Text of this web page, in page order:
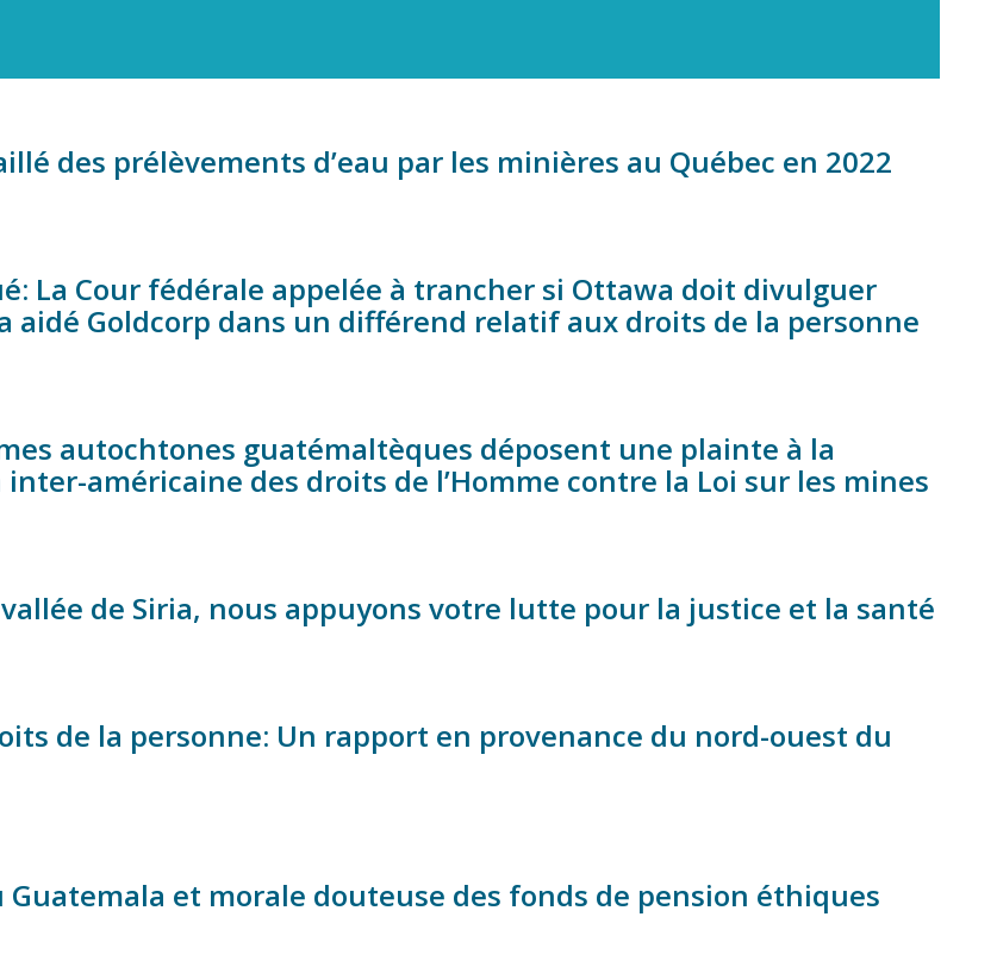
des prélèvements d’eau par les minières au Québec en 2022
La Cour fédérale appelée à trancher si Ottawa doit divulguer
aidé Goldcorp dans un différend relatif aux droits de la personne
autochtones guatémaltèques déposent une plainte à la
inter-américaine des droits de l’Homme contre la Loi sur les mines
de Siria, nous appuyons votre lutte pour la justice et la santé
de la personne: Un rapport en provenance du nord-ouest du
Guatemala et morale douteuse des fonds de pension éthiques